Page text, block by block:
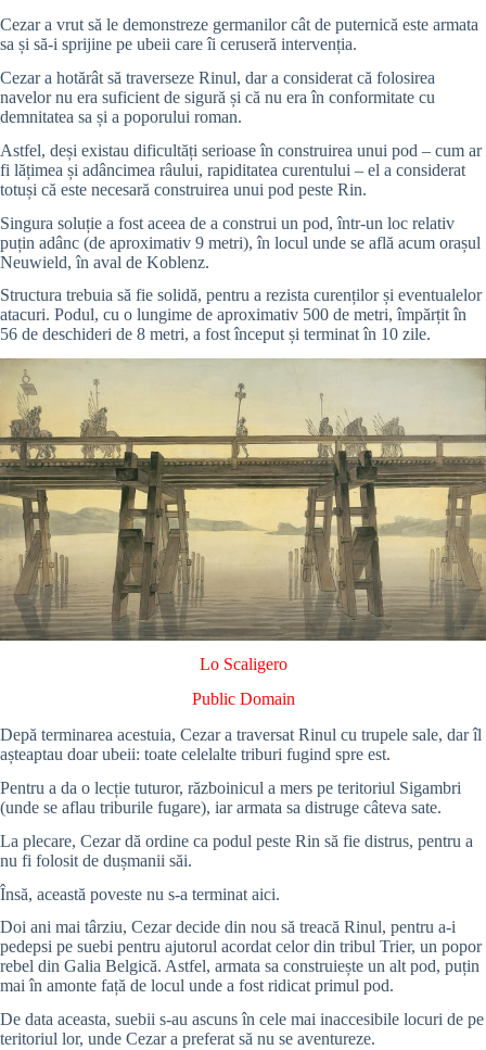
Cezar a vrut să le demonstreze germanilor cât de puternică este armata
sa și să-i sprijine pe ubeii care îi ceruseră intervenția.
Cezar a hotărât să traverseze Rinul, dar a considerat că folosirea
navelor nu era suficient de sigură și că nu era în conformitate cu
demnitatea sa și a poporului roman.
Astfel, deși existau dificultăți serioase în construirea unui pod – cum ar
fi lățimea și adâncimea râului, rapiditatea curentului – el a considerat
totuși că este necesară construirea unui pod peste Rin.
Singura soluție a fost aceea de a construi un pod, într-un loc relativ
puțin adânc (de aproximativ 9 metri), în locul unde se află acum orașul
Neuwield, în aval de Koblenz.
Structura trebuia să fie solidă, pentru a rezista curenților și eventualelor
atacuri. Podul, cu o lungime de aproximativ 500 de metri, împărțit în
56 de deschideri de 8 metri, a fost început și terminat în 10 zile.
Lo Scaligero
Public Domain
Depă terminarea acestuia, Cezar a traversat Rinul cu trupele sale, dar îl
așteaptau doar ubeii: toate celelalte triburi fugind spre est.
Pentru a da o lecție tuturor, războinicul a mers pe teritoriul Sigambri
(unde se aflau triburile fugare), iar armata sa distruge câteva sate.
La plecare, Cezar dă ordine ca podul peste Rin să fie distrus, pentru a
nu fi folosit de dușmanii săi.
Însă, această poveste nu s-a terminat aici.
Doi ani mai târziu, Cezar decide din nou să treacă Rinul, pentru a-i
pedepsi pe suebi pentru ajutorul acordat celor din tribul Trier, un popor
rebel din Galia Belgică. Astfel, armata sa construiește un alt pod, puțin
mai în amonte față de locul unde a fost ridicat primul pod.
De data aceasta, suebii s-au ascuns în cele mai inaccesibile locuri de pe
teritoriul lor, unde Cezar a preferat să nu se aventureze.